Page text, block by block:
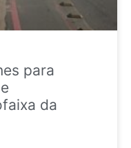
para
da